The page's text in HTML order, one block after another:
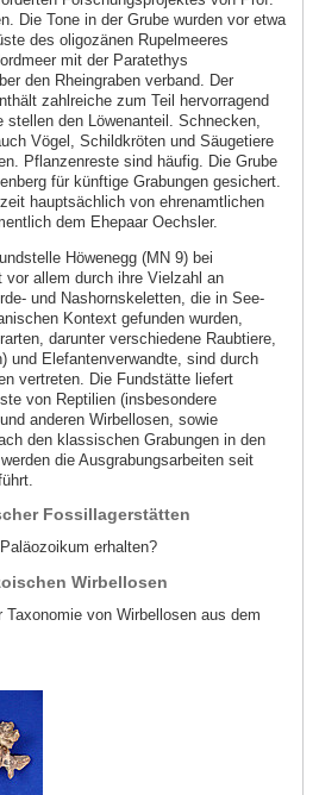
Die Tone in der Grube wurden vor etwa
des oligozänen Rupelmeeres
mit der Paratethys
den Rheingraben verband. Der
zahlreiche zum Teil hervorragend
den Löwenanteil. Schnecken,
Vögel, Schildkröten und Säugetiere
Pflanzenreste sind häufig. Die Grube
für künftige Grabungen gesichert.
hauptsächlich von ehrenamtlichen
dem Ehepaar Oechsler.
Höwenegg (MN 9) bei
vor allem durch ihre Vielzahl an
und Nashornskeletten, die in See-
Kontext gefunden wurden,
darunter verschiedene Raubtiere,
und Elefantenverwandte, sind durch
vertreten. Die Fundstätte liefert
von Reptilien (insbesondere
anderen Wirbellosen, sowie
den klassischen Grabungen in den
die Ausgrabungsarbeiten seit
Fossillagerstätten
erhalten?
Wirbellosen
Taxonomie von Wirbellosen aus dem